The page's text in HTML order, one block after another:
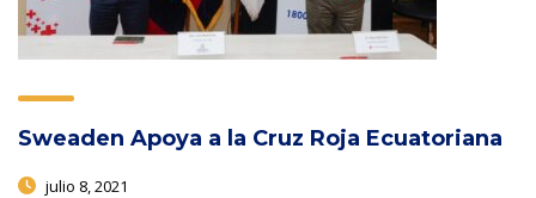
Sweaden Apoya a la Cruz Roja Ecuatoriana
julio 8, 2021